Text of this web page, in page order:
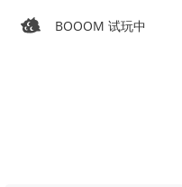
BOOOM 试玩中